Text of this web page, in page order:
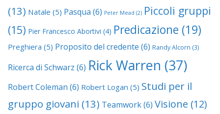
(13) Natale (5) Pasqua (6) Peter Mead (2) Piccoli gruppi
(15) Pier Francesco Abortivi (4) Predicazione (19)
Preghiera (5) Proposito del credente (6) Randy Alcorn (3)
Ricerca di Schwarz (6) Rick Warren (37)
Robert Coleman (6) Robert Logan (5) Studi per il
gruppo giovani (13) Teamwork(6) Visione (12)